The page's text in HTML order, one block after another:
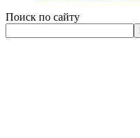
Поиск по сайту